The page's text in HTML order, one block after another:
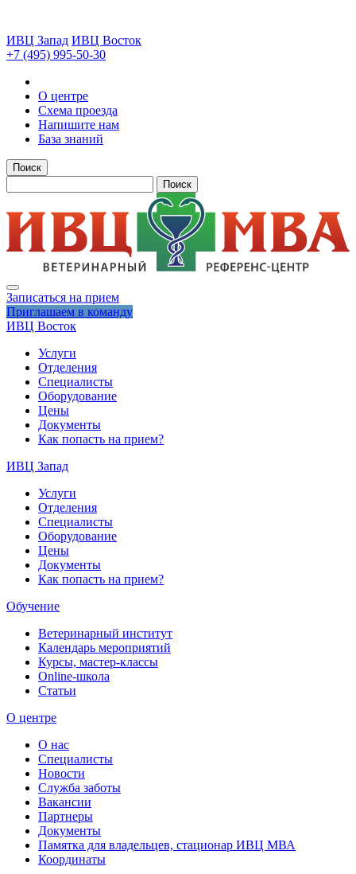
ИВЦ Запад ИВЦ Восток
+7 (495) 995-50-30
О центре
Схема проезда
Напишите нам
База знаний
Поиск
Поиск
Записаться на прием
Приглашаем в команду
ИВЦ Восток
Услуги
Отделения
Специалисты
Оборудование
Цены
Документы
Как попасть на прием?
ИВЦ Запад
Услуги
Отделения
Специалисты
Оборудование
Цены
Документы
Как попасть на прием?
Обучение
Ветеринарный институт
Календарь мероприятий
Курсы, мастер-классы
Online-школа
Статьи
О центре
О нас
Специалисты
Новости
Служба заботы
Вакансии
Партнеры
Документы
Памятка для владельцев, стационар ИВЦ МВА
Координаты